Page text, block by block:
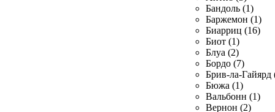
Бандоль (1)
Баржемон (1)
Биарриц (16)
Биот (1)
Блуа (2)
Бордо (7)
Брив-ла-Гайярд
Бюжа (1)
Вальбонн (1)
Вернон (2)